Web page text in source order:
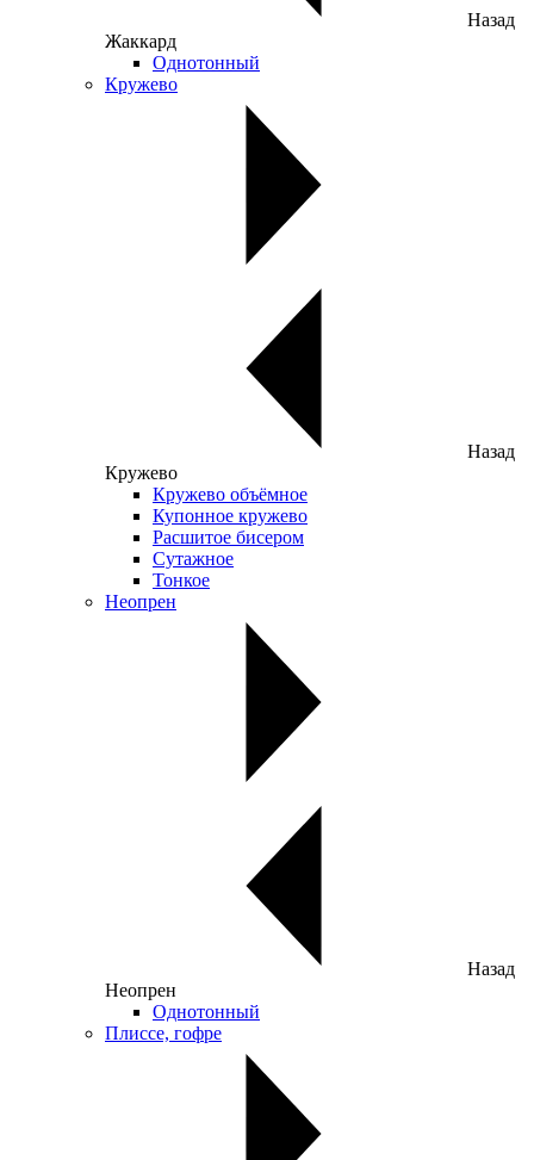
Назад
Жаккард
Однотонный
Кружево
Назад
Кружево
Кружево объёмное
Купонное кружево
Расшитое бисером
Сутажное
Тонкое
Неопрен
Назад
Неопрен
Однотонный
Плиссе, гофре